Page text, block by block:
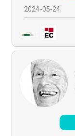
2024-05-24